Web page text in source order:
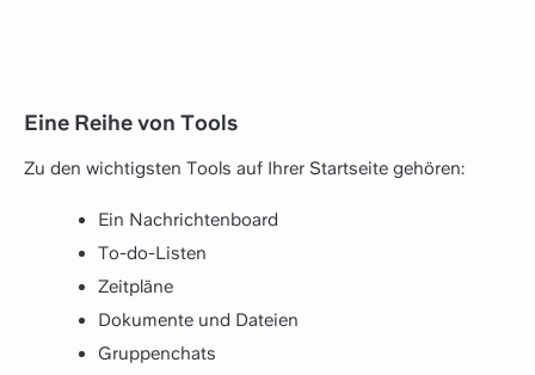
Eine Reihe von Tools
Zu den wichtigsten Tools auf Ihrer Startseite gehören:
Ein Nachrichtenboard
To-do-Listen
Zeitpläne
Dokumente und Dateien
Gruppenchats